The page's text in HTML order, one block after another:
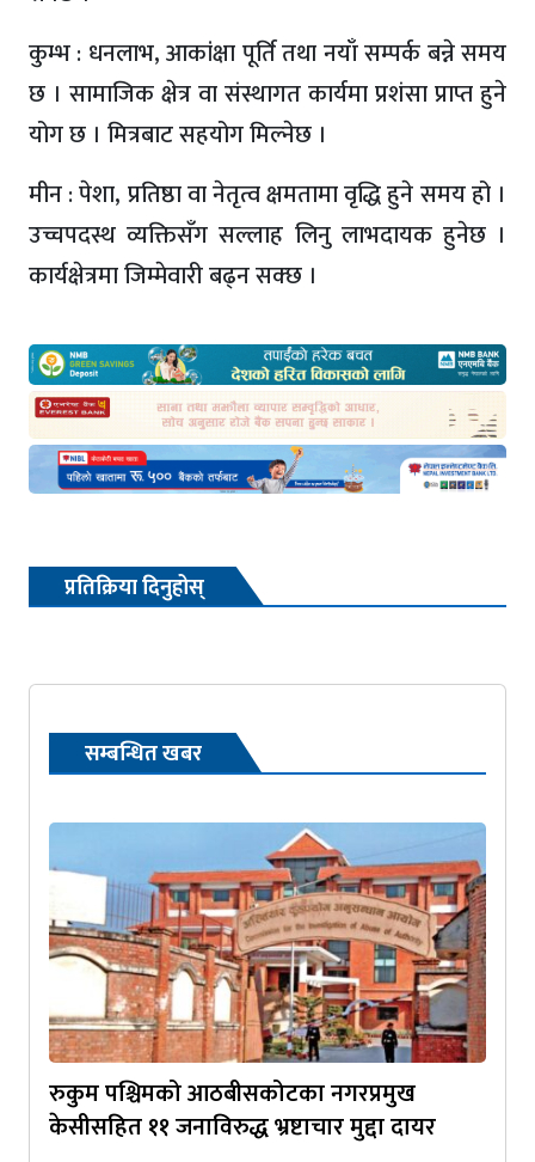
कुम्भ : धनलाभ, आकांक्षा पूर्ति तथा नयाँ सम्पर्क बन्ने समय
छ । सामाजिक क्षेत्र वा संस्थागत कार्यमा प्रशंसा प्राप्त हुने
योग छ । मित्रबाट सहयोग मिल्नेछ ।
मीन : पेशा, प्रतिष्ठा वा नेतृत्व क्षमतामा वृद्धि हुने समय हो ।
उच्चपदस्थ व्यक्तिसँग सल्लाह लिनु लाभदायक हुनेछ ।
कार्यक्षेत्रमा जिम्मेवारी बढ्न सक्छ ।
प्रतिक्रिया दिनुहोस्
सम्बन्धित खबर
रुकुम पश्चिमको आठबीसकोटका नगरप्रमुख
केसीसहित ११ जनाविरुद्ध भ्रष्टाचार मुद्दा दायर